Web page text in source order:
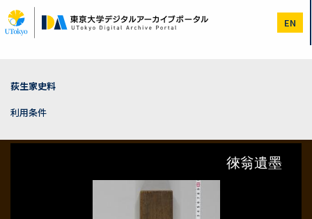
イ
ン
EN
荻生家史料
利用条件